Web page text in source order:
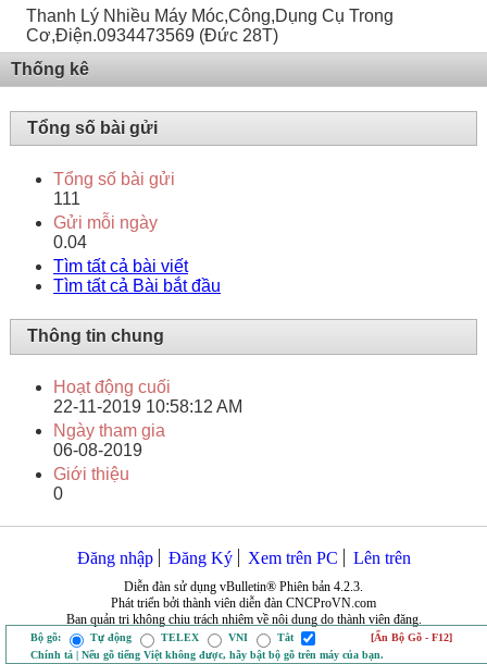
Thanh Lý Nhiều Máy Móc,Công,Dụng Cụ Trong
Cơ,Điện.0934473569 (Đức 28T)
Thống kê
Tổng số bài gửi
Tổng số bài gửi
111
Gửi mỗi ngày
0.04
Tìm tất cả bài viết
Tìm tất cả Bài bắt đầu
Thông tin chung
Hoạt động cuối
22-11-2019 10:58:12 AM
Ngày tham gia
06-08-2019
Giới thiệu
0
Đăng nhập Đăng Ký Xem trên PC Lên trên
Diễn đàn sử dụng vBulletin® Phiên bản 4.2.3.
Phát triển bởi thành viên diễn đàn CNCProVN.com
Ban quản trị không chịu trách nhiệm về nội dung do thành viên đăng.
Bộ gõ: Tự động TELEX VNI Tắt
[Ẩn Bộ Gõ - F12]
Chính tả | Nếu gõ tiếng Việt không được, hãy bật bộ gõ trên máy của bạn.